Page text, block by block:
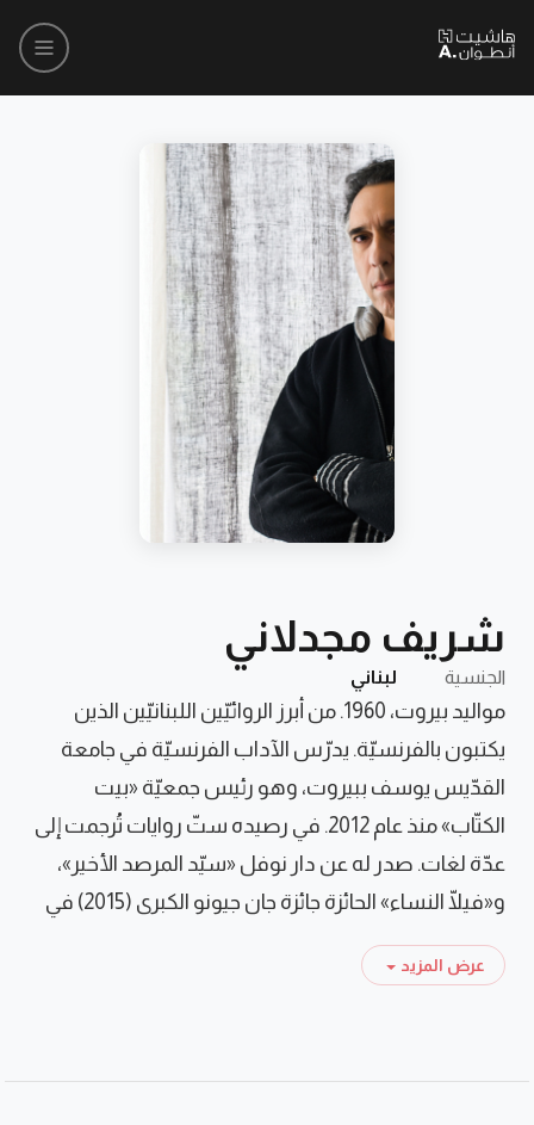
شريف مجدلاني
الجنسية لبناني
مواليد بيروت، 1960. من أبرز الروائيّين اللبنانيّين الذين
يكتبون بالفرنسيّة. يدرّس الآداب الفرنسيّة في جامعة
القدّيس يوسف ببيروت، وهو رئيس جمعيّة «بيت
الكتّاب» منذ عام 2012. في رصيده ستّ روايات تُرجمت إلى
عدّة لغات. صدر له عن دار نوفل «سيّد المرصد الأخير»،
و«فيلّا النساء» الحائزة جائزة جان جيونو الكبرى (2015) في
فرنسا.
عرض المزيد